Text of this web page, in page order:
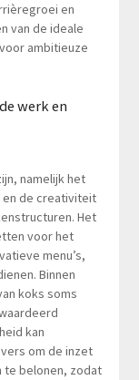
en
van de ideale
ambitieuze
werk en
namelijk het
en de creativiteit
Het
voor het
menu’s,
Binnen
koks soms
kan
om de inzet
te belonen, zodat